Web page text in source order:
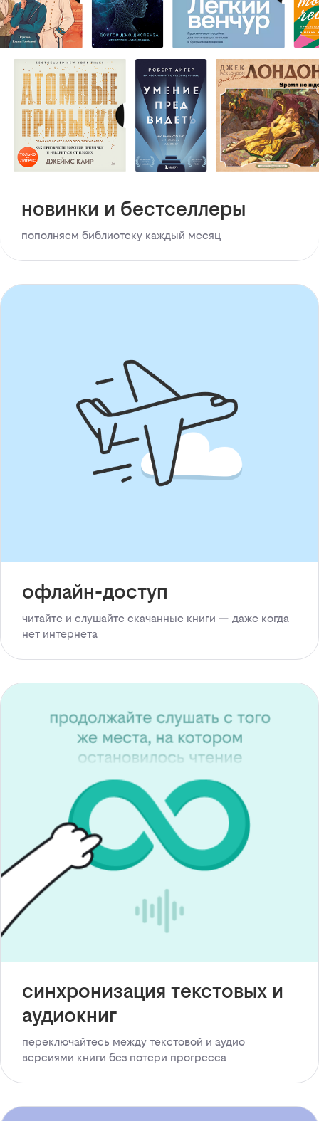
новинки и бестселлеры
пополняем библиотеку каждый месяц
офлайн-доступ
читайте и слушайте скачанные книги — даже когда
нет интернета
синхронизация текстовых и
аудиокниг
переключайтесь между текстовой и аудио
версиями книги без потери прогресса